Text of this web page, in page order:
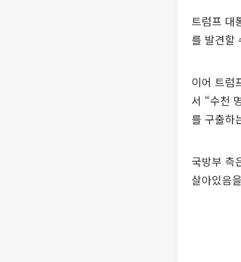
트럼프 대
를 발견할
이어 트럼
서 “수천
를 구출하
국방부 측
살아있음